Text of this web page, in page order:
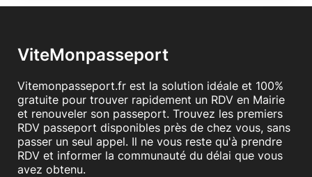
ViteMonpasseport
Vitemonpasseport.fr est la solution idéale et 100%
gratuite pour trouver rapidement un RDV en Mairie
et renouveler son passeport. Trouvez les premiers
RDV passeport disponibles près de chez vous, sans
passer un seul appel. Il ne vous reste qu'à prendre
RDV et informer la communauté du délai que vous
avez obtenu.